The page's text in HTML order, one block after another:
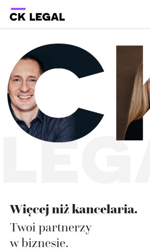
Więcej niż kancelaria.
Twoi partnerzy
w biznesie.